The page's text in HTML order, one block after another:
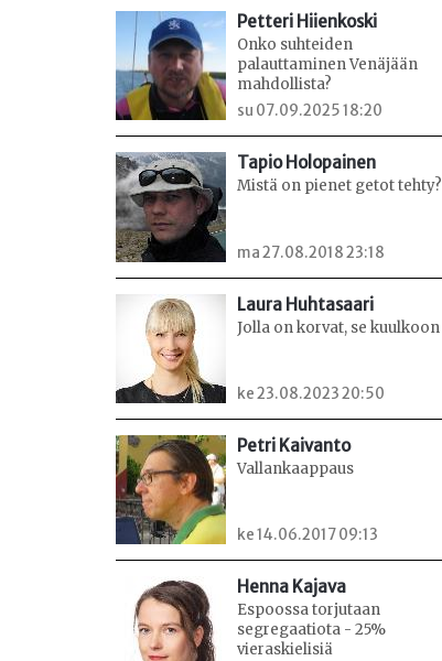
Petteri Hiienkoski
Onko suhteiden
palauttaminen Venäjään
mahdollista?
su 07.09.2025 18:20
Tapio Holopainen
Mistä on pienet getot tehty?
ma 27.08.2018 23:18
Laura Huhtasaari
Jolla on korvat, se kuulkoon
ke 23.08.2023 20:50
Petri Kaivanto
Vallankaappaus
ke 14.06.2017 09:13
Henna Kajava
Espoossa torjutaan
segregaatiota - 25%
vieraskielisiä